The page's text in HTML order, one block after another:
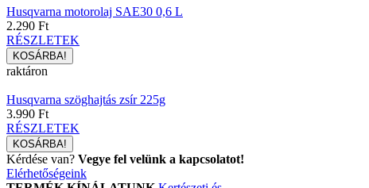
Husqvarna motorolaj SAE30 0,6 L
2.290 Ft
RÉSZLETEK
raktáron
Husqvarna szöghajtás zsír 225g
3.990 Ft
RÉSZLETEK
Kérdése van? Vegye fel velünk a kapcsolatot!
Elérhetőségeink